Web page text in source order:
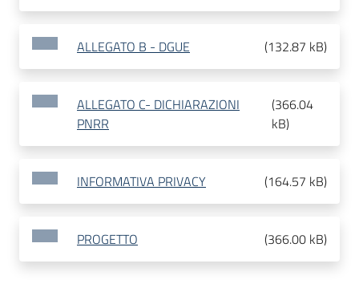
ALLEGATO B - DGUE (132.87 kB)
ALLEGATO C- DICHIARAZIONI
PNRR
(366.04
kB)
INFORMATIVA PRIVACY (164.57 kB)
PROGETTO (366.00 kB)